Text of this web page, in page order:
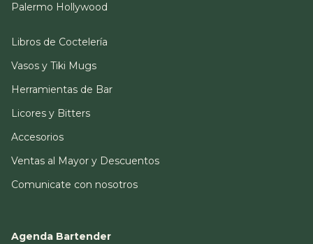
Palermo Hollywood
Libros de Coctelería
Vasos y Tiki Mugs
Herramientas de Bar
Licores y Bitters
Accesorios
Ventas al Mayor y Descuentos
Comunicate con nosotros
Agenda Bartender